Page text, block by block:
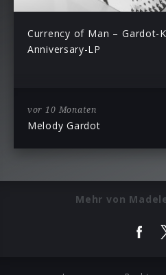
Currency of Man – Gardot-
Anniversary-LP
vor 10 Monaten
Melody Gardot
Mehr von